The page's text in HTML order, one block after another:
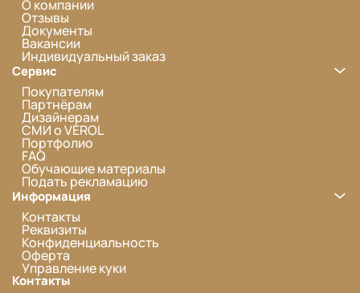
О компании
Отзывы
Документы
Вакансии
Индивидуальный заказ
Сервис
Покупателям
Партнёрам
Дизайнерам
СМИ о VEROL
Портфолио
FAQ
Обучающие материалы
Подать рекламацию
Информация
Контакты
Реквизиты
Конфиденциальность
Оферта
Управление куки
Контакты